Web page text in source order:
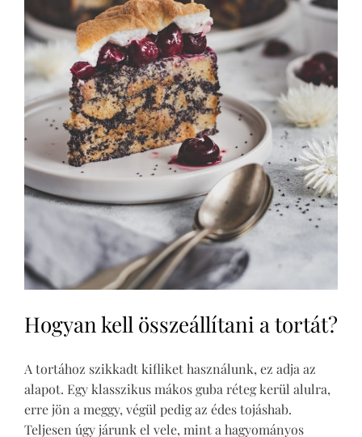
Hogyan kell összeállítani a tortát?
A tortához szikkadt kifliket használunk, ez adja az
alapot. Egy klasszikus mákos guba réteg kerül alulra,
erre jön a meggy, végül pedig az édes tojáshab.
Teljesen úgy járunk el vele, mint a hagyományos